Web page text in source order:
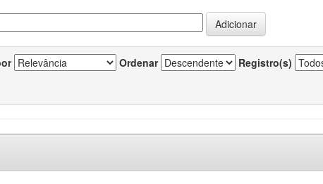
Ordenar Registro(s)